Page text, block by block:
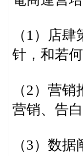
（1）店
针，和若
（2）营
营销、告
（3）数